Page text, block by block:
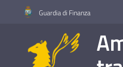
Vai al contenuto
Vai alla navigazione
Vai al footerGuardia di Finanza